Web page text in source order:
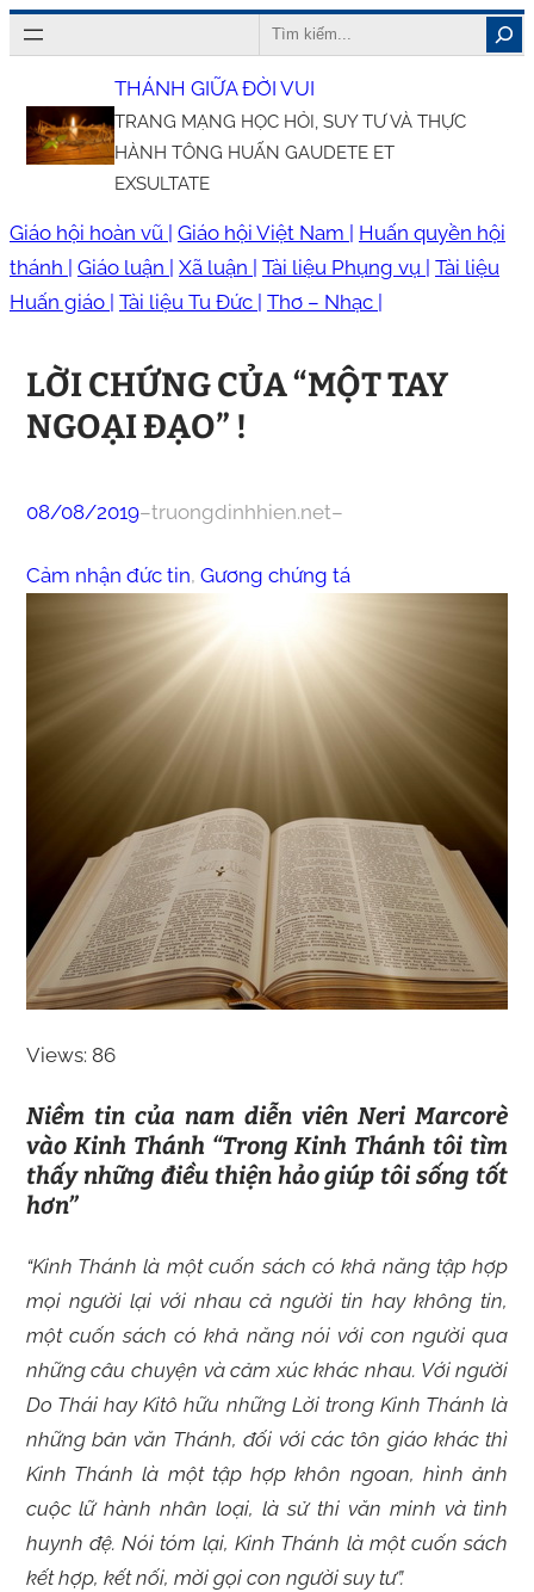
Chuyển
đến
nội
dung
Search
THÁNH GIỮA ĐỜI VUI
TRANG MẠNG HỌC HỎI, SUY TƯ VÀ THỰC
HÀNH TÔNG HUẤN GAUDETE ET
EXSULTATE
Giáo hội hoàn vũ | Giáo hội Việt Nam | Huấn quyền hội
thánh | Giáo luận | Xã luận | Tài liệu Phụng vụ | Tài liệu
Huấn giáo | Tài liệu Tu Đức | Thơ – Nhạc |
LỜI CHỨNG CỦA “MỘT TAY
NGOẠI ĐẠO” !
08/08/2019–truongdinhhien.net–
Cảm nhận đức tin, Gương chứng tá
Views: 86
Niềm tin của nam diễn viên Neri Marcorè
vào Kinh Thánh “Trong Kinh Thánh tôi tìm
thấy những điều thiện hảo giúp tôi sống tốt
hơn”
“Kinh Thánh là một cuốn sách có khả năng tập hợp
mọi người lại với nhau cả người tin hay không tin,
một cuốn sách có khả năng nói với con người qua
những câu chuyện và cảm xúc khác nhau. Với người
Do Thái hay Kitô hữu những Lời trong Kinh Thánh là
những bản văn Thánh, đối với các tôn giáo khác thì
Kinh Thánh là một tập hợp khôn ngoan, hình ảnh
cuộc lữ hành nhân loại, là sử thi văn minh và tình
huynh đệ. Nói tóm lại, Kinh Thánh là một cuốn sách
kết hợp, kết nối, mời gọi con người suy tư”.